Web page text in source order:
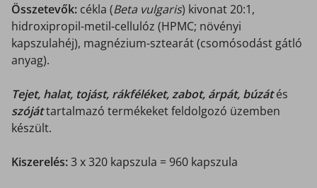
Összetevők: cékla (Beta vulgaris) kivonat 20:1,
hidroxipropil-metil-cellulóz (HPMC; növényi
kapszulahéj), magnézium-sztearát (csomósodást gátló
anyag).
Tejet, halat, tojást, rákféléket, zabot, árpát, búzátés
szójáttartalmazó termékeket feldolgozó üzemben
készült.
Kiszerelés:3 x 320 kapszula = 960 kapszula